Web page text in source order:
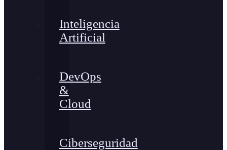
Inteligencia
Artificial
DevOps
&
Cloud
Ciberseguridad